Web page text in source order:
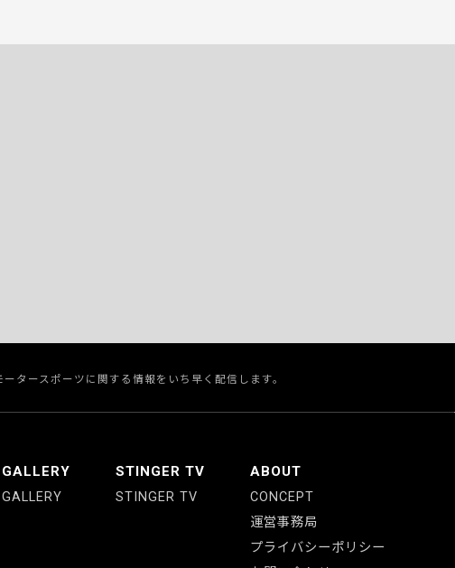
タースポーツに関する情報をいち早く配信します。
GALLERY
GALLERY
STINGER TV
STINGER TV
ABOUT
CONCEPT
運営事務局
プライバシーポリシー